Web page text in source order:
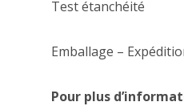
Test étanchéité
Emballage –
Pour plus